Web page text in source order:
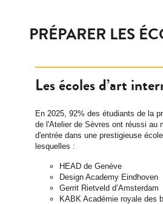
PRÉPARER LES
Les écoles d’art
En 2025, 92% des étudiants de la
de l'Atelier de Sèvres ont réussi au
d'entrée dans une prestigieuse
lesquelles :
HEAD de Genève
Design Academy Eindhoven
Gerrit Rietveld d’Amsterdam
KABK Académie royale des